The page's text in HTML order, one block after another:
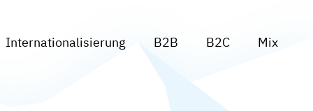
Internationalisierung B2B B2C Mix